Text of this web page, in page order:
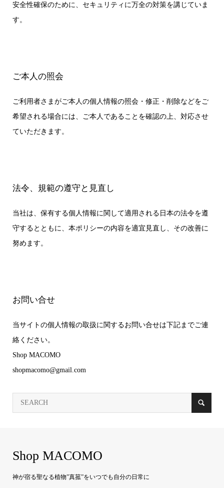
安全性確保のために、セキュリティに万全の対策を講じていま
す。
ご本人の照会
ご利用者さまがご本人の個人情報の照会・修正・削除などをご
希望される場合には、ご本人であることを確認の上、対応させ
ていただきます。
法令、規範の遵守と見直し
当社は、保有する個人情報に関して適用される日本の法令を遵
守するとともに、本ポリシーの内容を適宜見直し、その改善に
努めます。
お問い合せ
当サイトの個人情報の取扱に関するお問い合せは下記までご連
絡ください。
Shop MACOMO
shopmacomo@gmail.com
Shop MACOMO
神が宿る聖なる植物”真菰”をいつでも自分の日常に